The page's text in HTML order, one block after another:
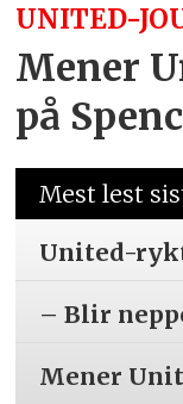
UNITED-
Mener
på
Mest lest
United-
– Blir
Mener